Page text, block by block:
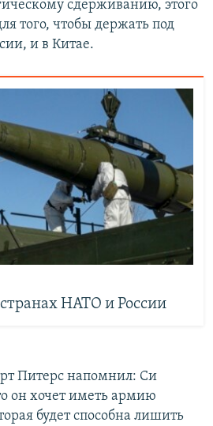
сдерживанию, этого
того, чтобы держать под
и в Китае.
НАТО и России
Питерс напомнил: Си
он хочет иметь армию
будет способна лишить